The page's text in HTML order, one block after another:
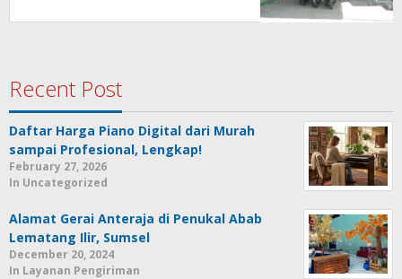
Recent Post
Daftar Harga Piano Digital dari Murah
sampai Profesional, Lengkap!
February 27, 2026
In Uncategorized
Alamat Gerai Anteraja di Penukal Abab
Lematang Ilir, Sumsel
December 20, 2024
In Layanan Pengiriman